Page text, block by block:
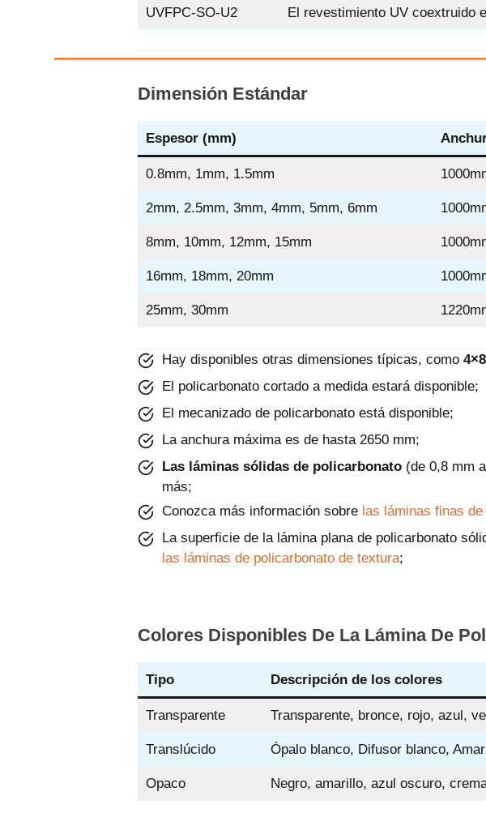
UVFPC-SO-U2 El revestimiento UV coextruido
Dimensión Estándar
Espesor (mm)
0.8mm, 1mm, 1.5mm
2mm, 2.5mm, 3mm, 4mm, 5mm, 6mm
8mm, 10mm, 12mm, 15mm
16mm, 18mm, 20mm
25mm, 30mm
Hay disponibles otras dimensiones típicas, como
El policarbonato cortado a medida estará disponible;
El mecanizado de policarbonato está disponible;
La anchura máxima es de hasta 2650 mm;
Las láminas sólidas de policarbonato (de 0,8 mm
más;
Conozca más información sobre las láminas finas
La superficie de la lámina plana de policarbonato
las láminas de policarbonato de textura;
Colores Disponibles De La Lámina De
Tipo Descripción de los colores
Transparente Transparente, bronce, rojo, azul,
Translúcido Ópalo blanco, Difusor blanco,
Opaco Negro, amarillo, azul oscuro,